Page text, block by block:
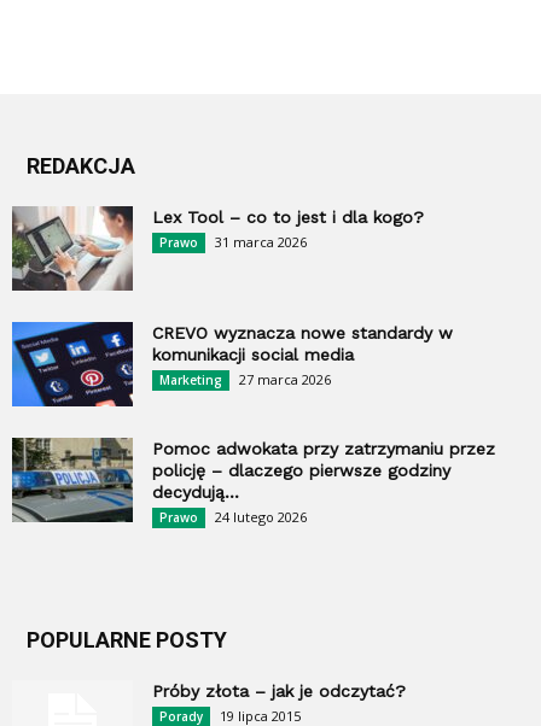
REDAKCJA
Lex Tool – co to jest i dla kogo?
Prawo 31 marca 2026
CREVO wyznacza nowe standardy w
komunikacji social media
Marketing 27 marca 2026
Pomoc adwokata przy zatrzymaniu przez
policję – dlaczego pierwsze godziny
decydują...
Prawo 24 lutego 2026
POPULARNE POSTY
Próby złota – jak je odczytać?
Porady 19 lipca 2015